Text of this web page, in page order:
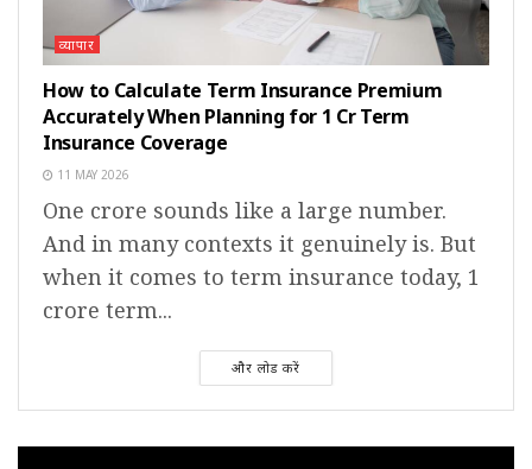
व्यापार
How to Calculate Term Insurance Premium
Accurately When Planning for 1 Cr Term
Insurance Coverage
11 MAY 2026
One crore sounds like a large number.
And in many contexts it genuinely is. But
when it comes to term insurance today, 1
crore term...
और लोड करें